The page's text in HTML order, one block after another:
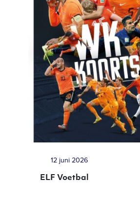
12 juni 2026
ELF Voetbal